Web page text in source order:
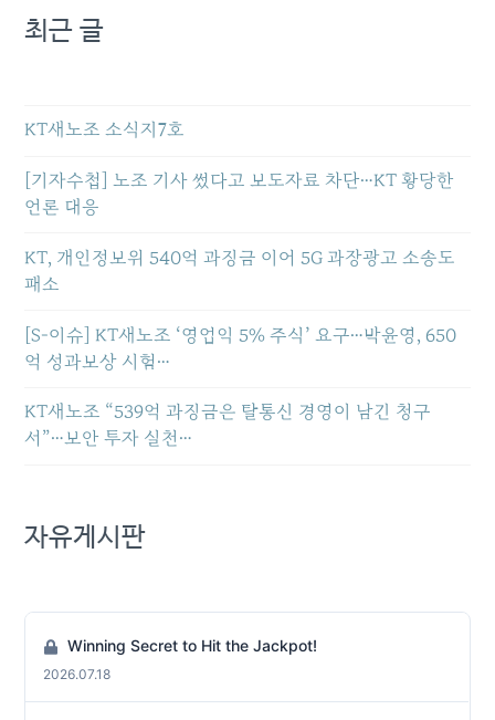
최근 글
KT새노조 소식지7호
[기자수첩] 노조 기사 썼다고 보도자료 차단…KT 황당한
언론 대응
KT, 개인정보위 540억 과징금 이어 5G 과장광고 소송도
패소
[S-이슈] KT새노조 ‘영업익 5% 주식’ 요구…박윤영, 650
억 성과보상 시험…
KT새노조 “539억 과징금은 탈통신 경영이 남긴 청구
서”…보안 투자 실천…
자유게시판
Winning Secret to Hit the Jackpot!
2026.07.18